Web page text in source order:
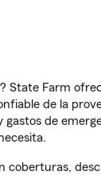
State Farm
de la
gastos de
coberturas,